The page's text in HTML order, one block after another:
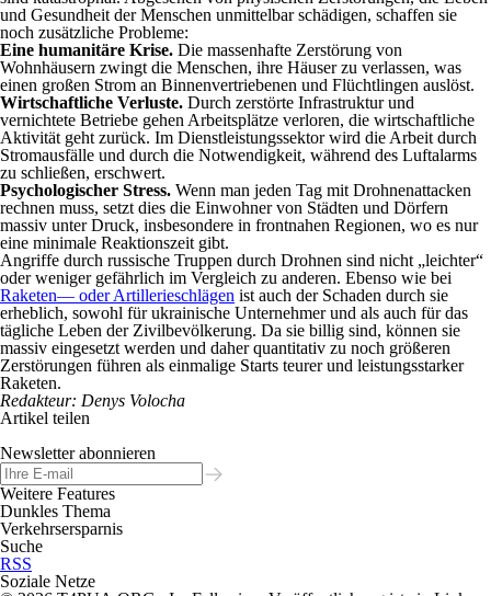
und Gesundheit der Menschen unmittelbar schädigen, schaffen sie
noch zusätzliche Probleme:
Eine humanitäre Krise. Die massenhafte Zerstörung von
Wohnhäusern zwingt die Menschen, ihre Häuser zu verlassen, was
einen großen Strom an Binnenvertriebenen und Flüchtlingen auslöst.
Wirtschaftliche Verluste. Durch zerstörte Infrastruktur und
vernichtete Betriebe gehen Arbeitsplätze verloren, die wirtschaftliche
Aktivität geht zurück. Im Dienstleistungssektor wird die Arbeit durch
Stromausfälle und durch die Notwendigkeit, während des Luftalarms
zu schließen, erschwert.
Psychologischer Stress. Wenn man jeden Tag mit Drohnenattacken
rechnen muss, setzt dies die Einwohner von Städten und Dörfern
massiv unter Druck, insbesondere in frontnahen Regionen, wo es nur
eine minimale Reaktionszeit gibt.
Angriffe durch russische Truppen durch Drohnen sind nicht „leichter“
oder weniger gefährlich im Vergleich zu anderen. Ebenso wie bei
Raketen— oder Artillerieschlägen ist auch der Schaden durch sie
erheblich, sowohl für ukrainische Unternehmer und als auch für das
tägliche Leben der Zivilbevölkerung. Da sie billig sind, können sie
massiv eingesetzt werden und daher quantitativ zu noch größeren
Zerstörungen führen als einmalige Starts teurer und leistungsstarker
Raketen.
Redakteur: Denys Volocha
Artikel teilen
Newsletter abonnieren
Weitere Features
Dunkles Thema
Verkehrsersparnis
Suche
RSS
Soziale Netze